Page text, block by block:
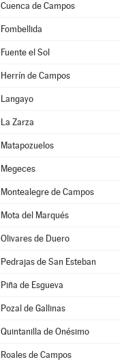
Cuenca de Campos
Fombellida
Fuente el Sol
Herrín de Campos
Langayo
La Zarza
Matapozuelos
Megeces
Montealegre de Campos
Mota del Marqués
Olivares de Duero
Pedrajas de San Esteban
Piña de Esgueva
Pozal de Gallinas
Quintanilla de Onésimo
Roales de Campos